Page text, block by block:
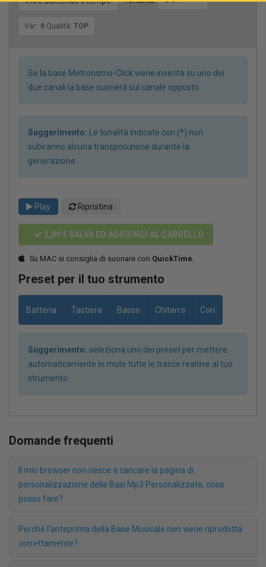
Var.: 0 Qualità: TOP
Se la base Metronomo-Click viene inserita su uno dei
due canali la base suonerà sul canale opposto.
Suggerimento: Le tonalità indicate con (*) non
subiranno alcuna transposizione durante la
generazione.
Play Ripristina
2,89 € SALVA ED AGGIUNGI AL CARRELLO
Su MAC si consiglia di suonare con QuickTime.
Preset per il tuo strumento
Batteria Tastiera Basso Chitarra Cori
Suggerimento: seleziona uno dei preset per mettere
automaticamente in mute tutte le tracce realtive al tuo
strumento.
Domande frequenti
Il mio browser non riesce a caricare la pagina di
personalizzazione delle Basi Mp3 Personalizzate, cosa
posso fare?
Perché l'anteprima della Base Musicale non viene riprodotta
correttamente?